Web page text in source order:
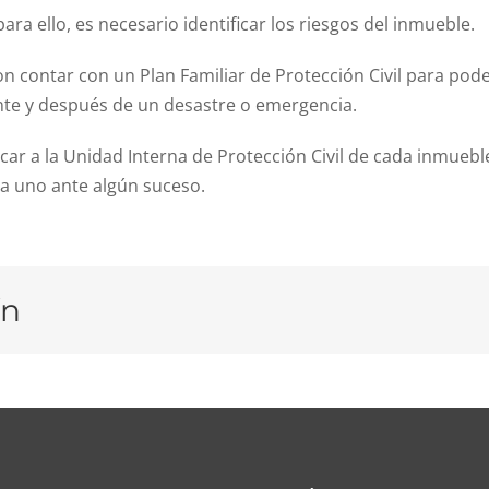
ello, es necesario identificar los riesgos del inmueble.
contar con un Plan Familiar de Protección Civil para
y después de un desastre o emergencia.
a la Unidad Interna de Protección Civil de cada
uno ante algún suceso.